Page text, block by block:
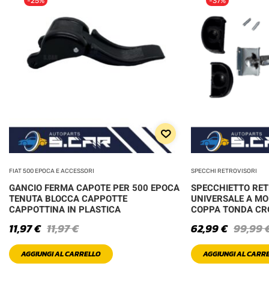
FIAT 500 EPOCA E ACCESSORI
GANCIO FERMA CAPOTE PER 500 EPOCA
TENUTA BLOCCA CAPPOTTE
CAPPOTTINA IN PLASTICA
11,97€
11,97€
AGGIUNGI AL CARRELLO
SPECCHI RETROVISORI
SPECCHIETTO
UNIVERSALE A
COPPA TONDA
99,99
62,99€
AGGIUNGI AL